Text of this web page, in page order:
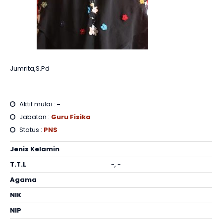
Jumrita,S.Pd
Aktif mulai : -
Jabatan : Guru Fisika
Status : PNS
Jenis Kelamin
T.T.L
-, -
Agama
NIK
NIP